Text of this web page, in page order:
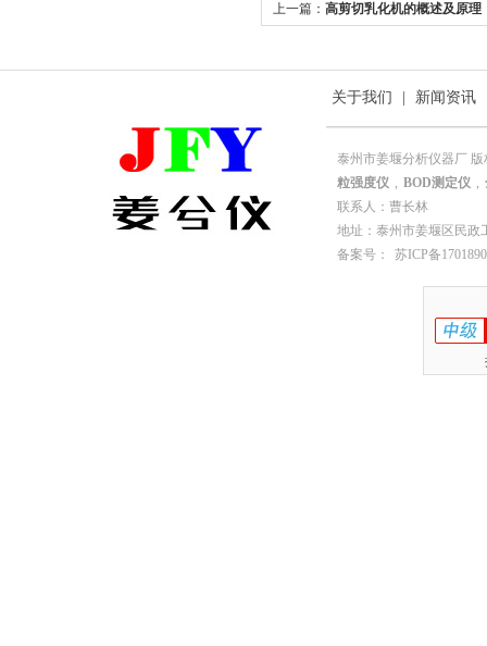
上一篇： 高剪切乳化机的概述及原理
关于我们 新闻资讯
泰州市姜堰分析仪器厂
粒强度仪 , BOD测定仪 ,
联系人：曹长林
地址：泰州市姜堰区民政
备案号：
苏ICP备